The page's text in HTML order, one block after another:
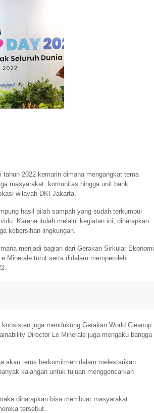
2022 kemarin dimana mengangkat tema
masyarakat, komunitas hingga unit bank
wilayah DKI Jakarta.
hasil pilah sampah yang sudah terkumpul
Karena itulah melalui kegiatan ini, diharapkan
kebersihan lingkungan.
menjadi bagian dari Gerakan Sirkular Ekonomi
Minerale turut serta didalam memperoleh
juga mendukung Gerakan World Cleanup
Director Le Minerale juga mengaku bangga
akan terus berkomitmen dalam melestarikan
kalangan untuk tujuan menggencarkan
diharapkan bisa membuat masyarakat
tersebut.